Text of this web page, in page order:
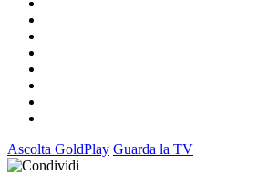
Ascolta GoldPlay Guarda la TV